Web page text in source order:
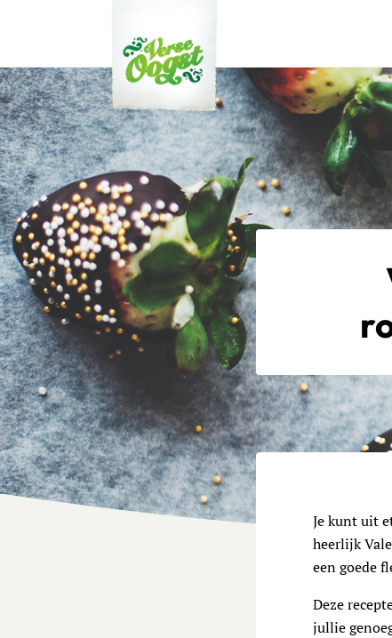
Verse Oogst
Je kunt uit
heerlijk
een goede
Deze
jullie